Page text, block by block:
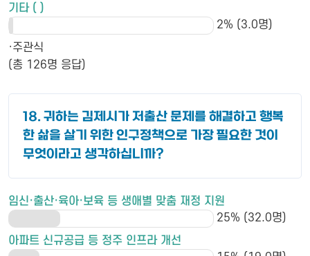
기타 ( )
2% (3.0명)
·주관식
(총 126명 응답)
18. 귀하는 김제시가 저출산 문제를 해결하고 행복
한 삶을 살기 위한 인구정책으로 가장 필요한 것이
무엇이라고 생각하십니까?
임신·출산·육아·보육 등 생애별 맞춤 재정 지원
25% (32.0명)
아파트 신규공급 등 정주 인프라 개선